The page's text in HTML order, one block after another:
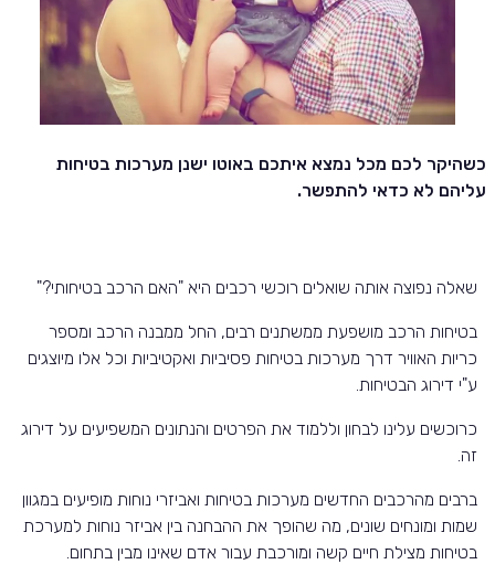
כשהיקר לכם מכל נמצא איתכם באוטו ישנן מערכות בטיחות
עליהם לא כדאי להתפשר.
שאלה נפוצה אותה שואלים רוכשי רכבים היא "האם הרכב בטיחותי?"
בטיחות הרכב מושפעת ממשתנים רבים, החל ממבנה הרכב ומספר
כריות האוויר דרך מערכות בטיחות פסיביות ואקטיביות וכל אלו מיוצגים
ע"י דירוג הבטיחות.
כרוכשים עלינו לבחון וללמוד את הפרטים והנתונים המשפיעים על דירוג
זה.
ברבים מהרכבים החדשים מערכות בטיחות ואביזרי נוחות מופיעים במגוון
שמות ומונחים שונים, מה שהופך את ההבחנה בין אביזר נוחות למערכת
בטיחות מצילת חיים קשה ומורכבת עבור אדם שאינו מבין בתחום.